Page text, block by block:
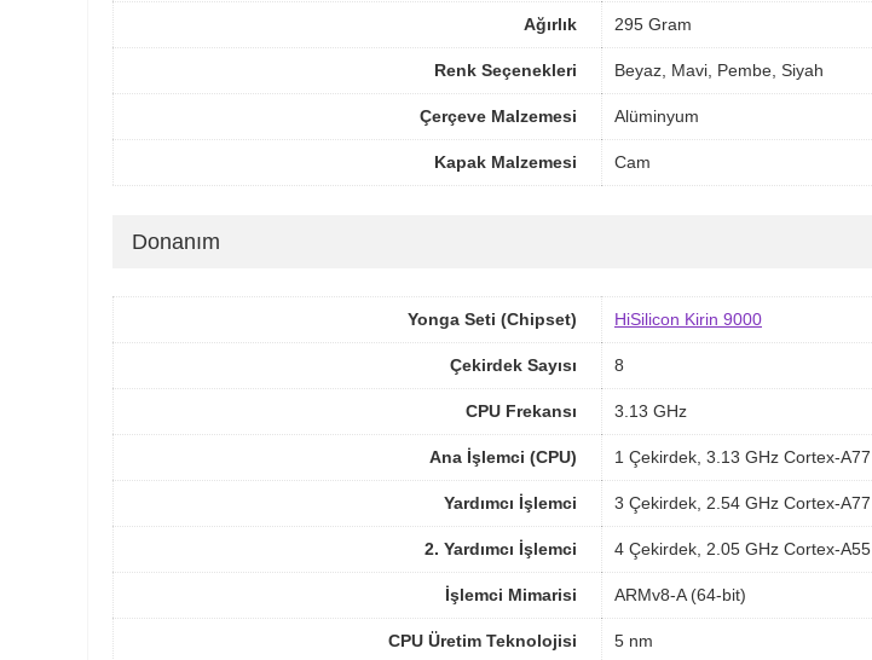
Ağırlık 295 Gram
Renk Seçenekleri Beyaz, Mavi, Pembe, Siyah
Çerçeve Malzemesi Alüminyum
Kapak Malzemesi Cam
Donanım
Yonga Seti (Chipset) HiSilicon Kirin 9000
Çekirdek Sayısı 8
CPU Frekansı 3.13 GHz
Ana İşlemci (CPU) 1 Çekirdek, 3.13 GHz Cortex-A77
Yardımcı İşlemci 3 Çekirdek, 2.54 GHz Cortex-A77
2. Yardımcı İşlemci 4 Çekirdek, 2.05 GHz Cortex-A55
İşlemci Mimarisi ARMv8-A (64-bit)
CPU Üretim Teknolojisi 5 nm